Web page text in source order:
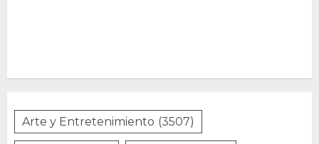
Arte y Entretenimiento (3507)